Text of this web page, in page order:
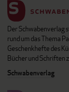
Der Schwabenverlag
rund um das Thema
Geschenkhefte des
Bücher und Schriften
Schwabenverlag